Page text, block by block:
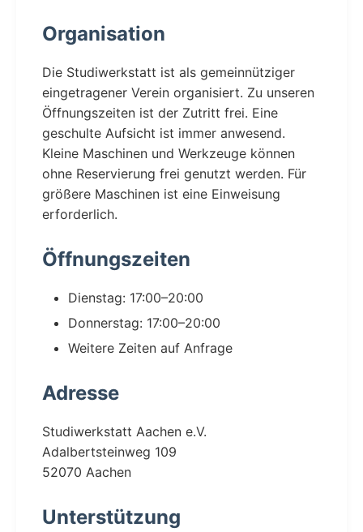
Organisation
Die Studiwerkstatt ist als gemeinnütziger
eingetragener Verein organisiert. Zu unseren
Öffnungszeiten ist der Zutritt frei. Eine
geschulte Aufsicht ist immer anwesend.
Kleine Maschinen und Werkzeuge können
ohne Reservierung frei genutzt werden. Für
größere Maschinen ist eine Einweisung
erforderlich.
Öffnungszeiten
Dienstag: 17:00–20:00
Donnerstag: 17:00–20:00
Weitere Zeiten auf Anfrage
Adresse
Studiwerkstatt Aachen e.V.
Adalbertsteinweg 109
52070 Aachen
Unterstützung